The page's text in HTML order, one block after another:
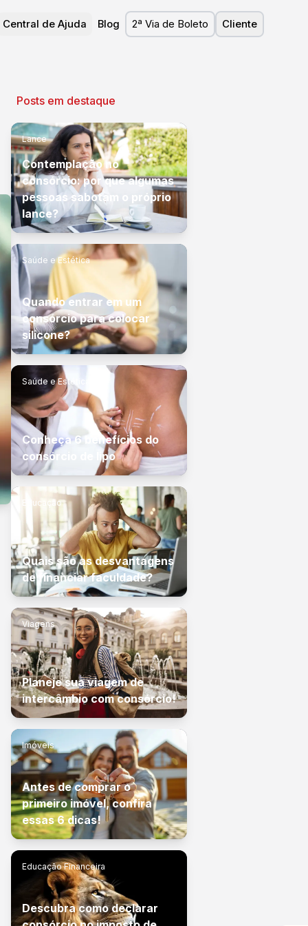
Central de Ajuda Blog 2ª Via de Boleto Cliente
Posts em destaque
Lance
Contemplação no
consórcio: por que algumas
pessoas sabotam o próprio
lance?
Saúde e Estética
Quando entrar em um
consórcio para colocar
silicone?
Saúde e Estética
Conheça 6 benefícios do
consórcio de lipo
Educação
Quais são as desvantagens
de financiar faculdade?
Viagens
Planeje sua viagem de
intercâmbio com consórcio!
Imóveis
Antes de comprar o
primeiro imóvel, confira
essas 6 dicas!
Educação Financeira
Descubra como declarar